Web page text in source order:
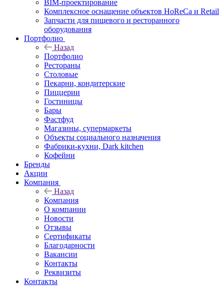
BIM-проектирование
Комплексное оснащение объектов HoReCa и Retail
Запчасти для пищевого и ресторанного
оборудования
Портфолио
Назад
Портфолио
Рестораны
Столовые
Пекарни, кондитерские
Пиццерии
Гостиницы
Бары
Фастфуд
Магазины, супермаркеты
Объекты социального назначения
Фабрики-кухни, Dark kitchen
Кофейни
Бренды
Акции
Компания
Назад
Компания
О компании
Новости
Отзывы
Сертификаты
Благодарности
Вакансии
Контакты
Реквизиты
Контакты